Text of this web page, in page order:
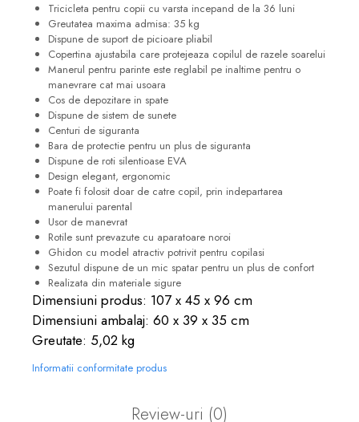
Tricicleta pentru copii cu varsta incepand de la 36 luni
Greutatea maxima admisa: 35 kg
Dispune de suport de picioare pliabil
Copertina ajustabila care protejeaza copilul de razele soarelui
Manerul pentru parinte este reglabil pe inaltime pentru o
manevrare cat mai usoara
Cos de depozitare in spate
Dispune de sistem de sunete
Centuri de siguranta
Bara de protectie pentru un plus de siguranta
Dispune de roti silentioase EVA
Design elegant, ergonomic
Poate fi folosit doar de catre copil, prin indepartarea
manerului parental
Usor de manevrat
Rotile sunt prevazute cu aparatoare noroi
Ghidon cu model atractiv potrivit pentru copilasi
Sezutul dispune de un mic spatar pentru un plus de confort
Realizata din materiale sigure
Dimensiuni produs: 107 x 45 x 96 cm
Dimensiuni ambalaj: 60 x 39 x 35 cm
Greutate: 5,02 kg
Informatii conformitate produs
Review-uri (0)